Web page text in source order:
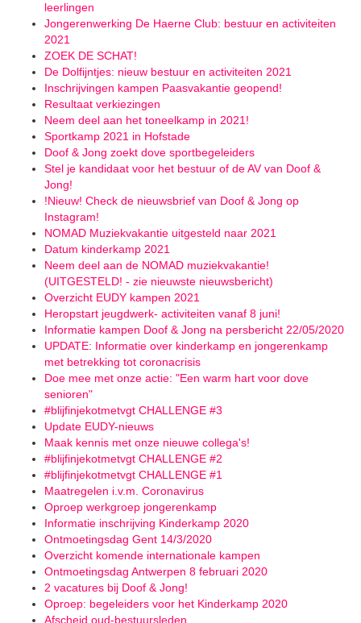
leerlingen
Jongerenwerking De Haerne Club: bestuur en activiteiten
2021
ZOEK DE SCHAT!
De Dolfijntjes: nieuw bestuur en activiteiten 2021
Inschrijvingen kampen Paasvakantie geopend!
Resultaat verkiezingen
Neem deel aan het toneelkamp in 2021!
Sportkamp 2021 in Hofstade
Doof & Jong zoekt dove sportbegeleiders
Stel je kandidaat voor het bestuur of de AV van Doof &
Jong!
!Nieuw! Check de nieuwsbrief van Doof & Jong op
Instagram!
NOMAD Muziekvakantie uitgesteld naar 2021
Datum kinderkamp 2021
Neem deel aan de NOMAD muziekvakantie!
(UITGESTELD! - zie nieuwste nieuwsbericht)
Overzicht EUDY kampen 2021
Heropstart jeugdwerk- activiteiten vanaf 8 juni!
Informatie kampen Doof & Jong na persbericht 22/05/2020
UPDATE: Informatie over kinderkamp en jongerenkamp
met betrekking tot coronacrisis
Doe mee met onze actie: "Een warm hart voor dove
senioren"
#blijfinjekotmetvgt CHALLENGE #3
Update EUDY-nieuws
Maak kennis met onze nieuwe collega's!
#blijfinjekotmetvgt CHALLENGE #2
#blijfinjekotmetvgt CHALLENGE #1
Maatregelen i.v.m. Coronavirus
Oproep werkgroep jongerenkamp
Informatie inschrijving Kinderkamp 2020
Ontmoetingsdag Gent 14/3/2020
Overzicht komende internationale kampen
Ontmoetingsdag Antwerpen 8 februari 2020
2 vacatures bij Doof & Jong!
Oproep: begeleiders voor het Kinderkamp 2020
Afscheid oud-bestuursleden